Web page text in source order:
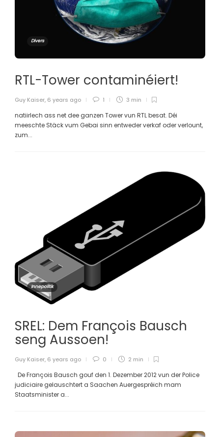
Divers
RTL-Tower contaminéiert!
Guy Kaiser, 6 years ago 1 3 min
natiirlech ass net dee ganzen Tower vun RTL besat. Déi
meeschte Stäck vum Gebai sinn entweder verkaf oder verlount,
zum...
Innepolitik
SREL: Dem François Bausch
seng Aussoen!
Guy Kaiser, 6 years ago 0 2 min
De François Bausch gouf den 1. Dezember 2012 vun der Police
judiciaire gelauschtert a Saachen Auergespréich mam
Staatsminister a...